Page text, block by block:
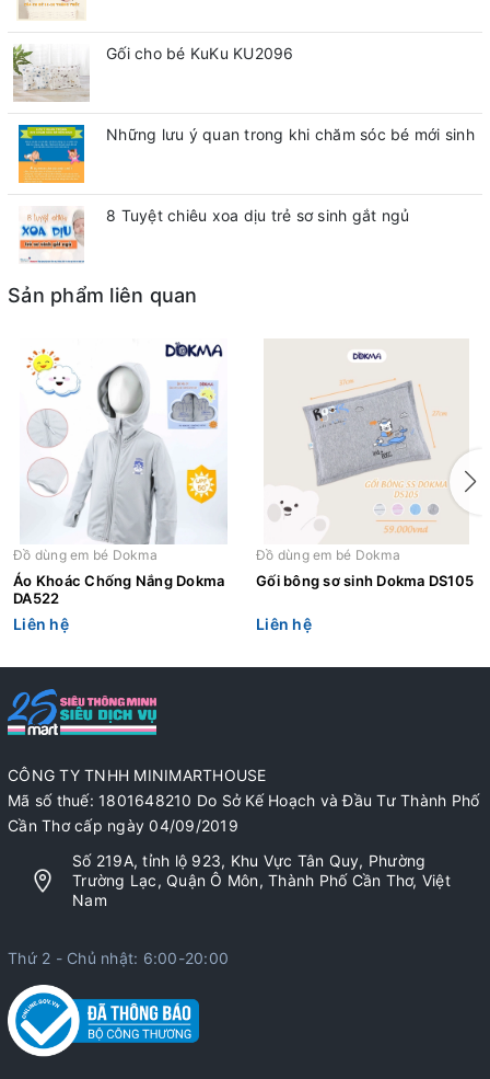
Gối cho bé KuKu KU2096
Những lưu ý quan trong khi chăm sóc bé mới sinh
8 Tuyệt chiêu xoa dịu trẻ sơ sinh gắt ngủ
Sản phẩm liên quan
Đồ dùng em bé Dokma
Áo Khoác Chống Nắng Dokma
DA522
Liên hệ
Đồ dùng em bé Dokma
Gối bông sơ sinh Dokma DS105
Liên hệ
CÔNG TY TNHH MINIMARTHOUSE
Mã số thuế: 1801648210 Do Sở Kế Hoạch và Đầu Tư Thành Phố
Cần Thơ cấp ngày 04/09/2019
Số 219A, tỉnh lộ 923, Khu Vực Tân Quy, Phường
Trường Lạc, Quận Ô Môn, Thành Phố Cần Thơ, Việt
Nam
Thứ 2 - Chủ nhật: 6:00-20:00